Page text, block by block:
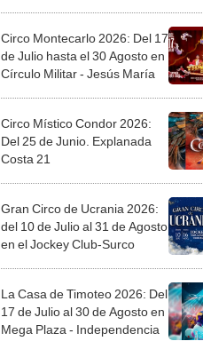
Circo Montecarlo 2026: Del 17
de Julio hasta el 30 Agosto en
Círculo Militar - Jesús María
Circo Místico Condor 2026:
Del 25 de Junio. Explanada
Costa 21
Gran Circo de Ucrania 2026:
del 10 de Julio al 31 de Agosto
en el Jockey Club-Surco
La Casa de Timoteo 2026: Del
17 de Julio al 30 de Agosto en
Mega Plaza - Independencia